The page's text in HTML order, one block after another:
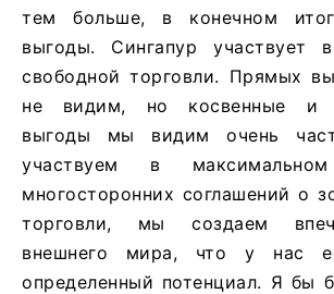
тем больше, в конечном
выгоды. Сингапур
свободной торговли. Прямых
не видим, но косвенные и
выгоды мы видим очень
участвуем в максимальном
многосторонних соглашений о
торговли, мы создаем
внешнего мира, что у нас
определенный потенциал. Я бы